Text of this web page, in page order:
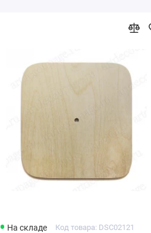
На складе Код товара: DSC02121